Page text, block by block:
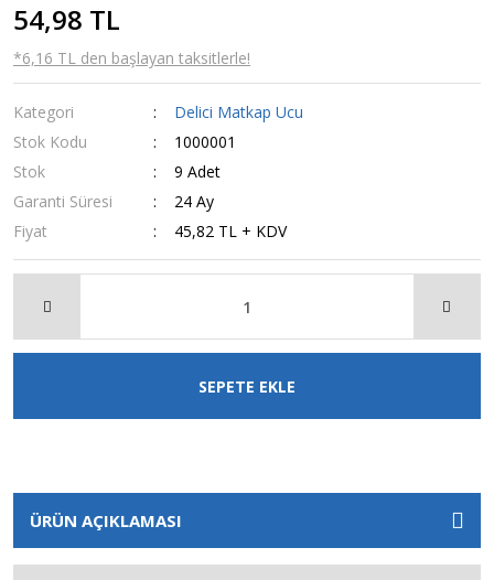
54,98 TL
*6,16 TL den başlayan taksitlerle!
Kategori
Delici Matkap Ucu
Stok Kodu
1000001
Stok
9 Adet
Garanti Süresi
24 Ay
Fiyat
45,82 TL + KDV
SEPETE EKLE
ÜRÜN AÇIKLAMASI